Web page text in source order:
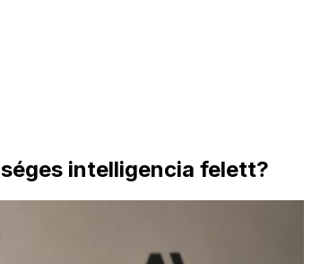
intelligencia felett?